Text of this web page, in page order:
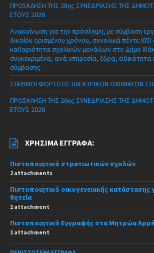
ΠΡΟΣΚΛΗΣΗ ΤΗΣ 28ης ΣΥΝΕΔΡΙΑΣΗΣ ΤΗΣ
ΕΤΟΥΣ 2026
Ανακοίνωση για την πρόσληψη, με σύμβαση
δικαίου ορισμένου χρόνου, συνολικά πέντε
καθαριότητα σχολικών μονάδων στο Δήμο
συγκεκριμένα, ανά υπηρεσία, έδρα, ειδικότητα
σύμβασης.
ΣΤΑΘΜΟΙ ΦΟΡΤΙΣΗΣ ΗΛΕΚΤΡΙΚΩΝ ΟΧΗΜΑΤΩΝ
ΠΡΟΣΚΛΗΣΗ ΤΗΣ 26ης ΣΥΝΕΔΡΙΑΣΗΣ ΤΗΣ
ΕΤΟΥΣ 2026
ΧΡΉΣΙΜΑ ΈΓΓΡΑΦΑ:
Πιστοποιητικό στρατιωτικών σχολών
2 attachments
Πιστοποιητικό οικογενειακής κατάστασης
θητεία
1 attachment
Πιστοποιητικό Εγγραφής στα Μητρώα
1 attachment